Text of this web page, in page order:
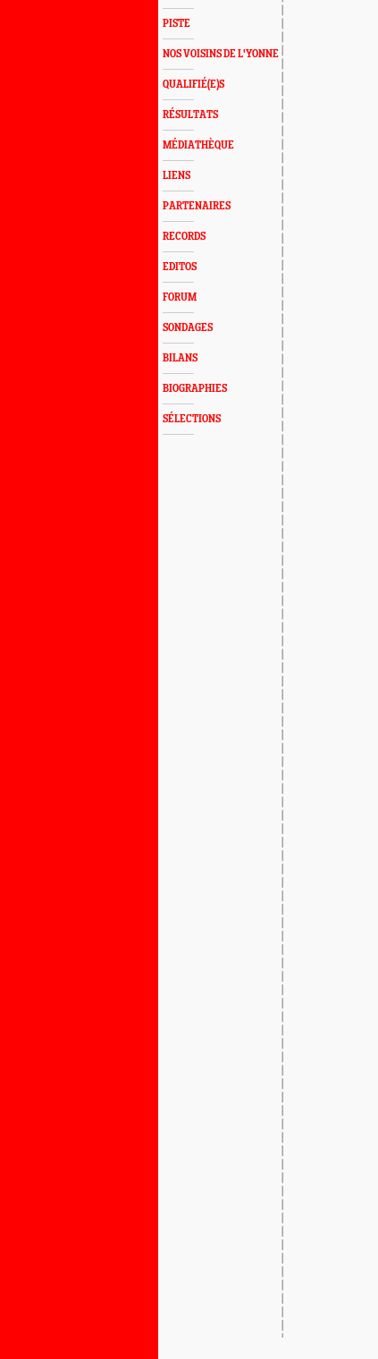
PISTE
NOS VOISINS DE L'YONNE
QUALIFIÉ(E)S
RÉSULTATS
MÉDIATHÈQUE
LIENS
PARTENAIRES
RECORDS
EDITOS
FORUM
SONDAGES
BILANS
BIOGRAPHIES
SÉLECTIONS